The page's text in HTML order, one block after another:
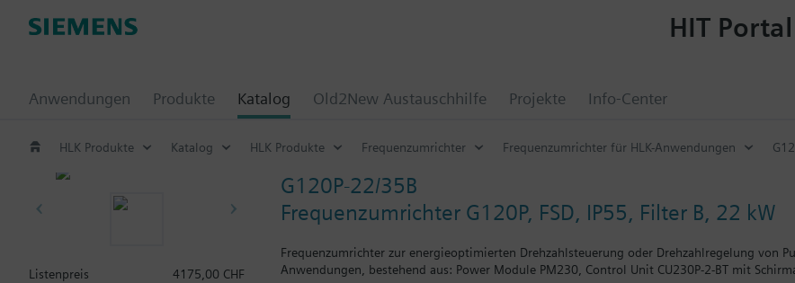
Anwendungen Produkte Katalog Old2New Austauschhilfe Projekte Info-Center
HIT Portal
HLK Produkte Katalog HLK Produkte Frequenzumrichter Frequenzumrichter für HLK-Anwendungen
G120P-22/35B
Frequenzumrichter G120P, FSD, IP55, Filter B, 22 kW
Frequenzumrichter zur energieoptimierten Drehzahlsteuerung oder Drehzahlregelung von
Anwendungen, bestehend aus: Power Module PM230, Control Unit CU230P-2-BT mit
Listenpreis
4175,00 CHF